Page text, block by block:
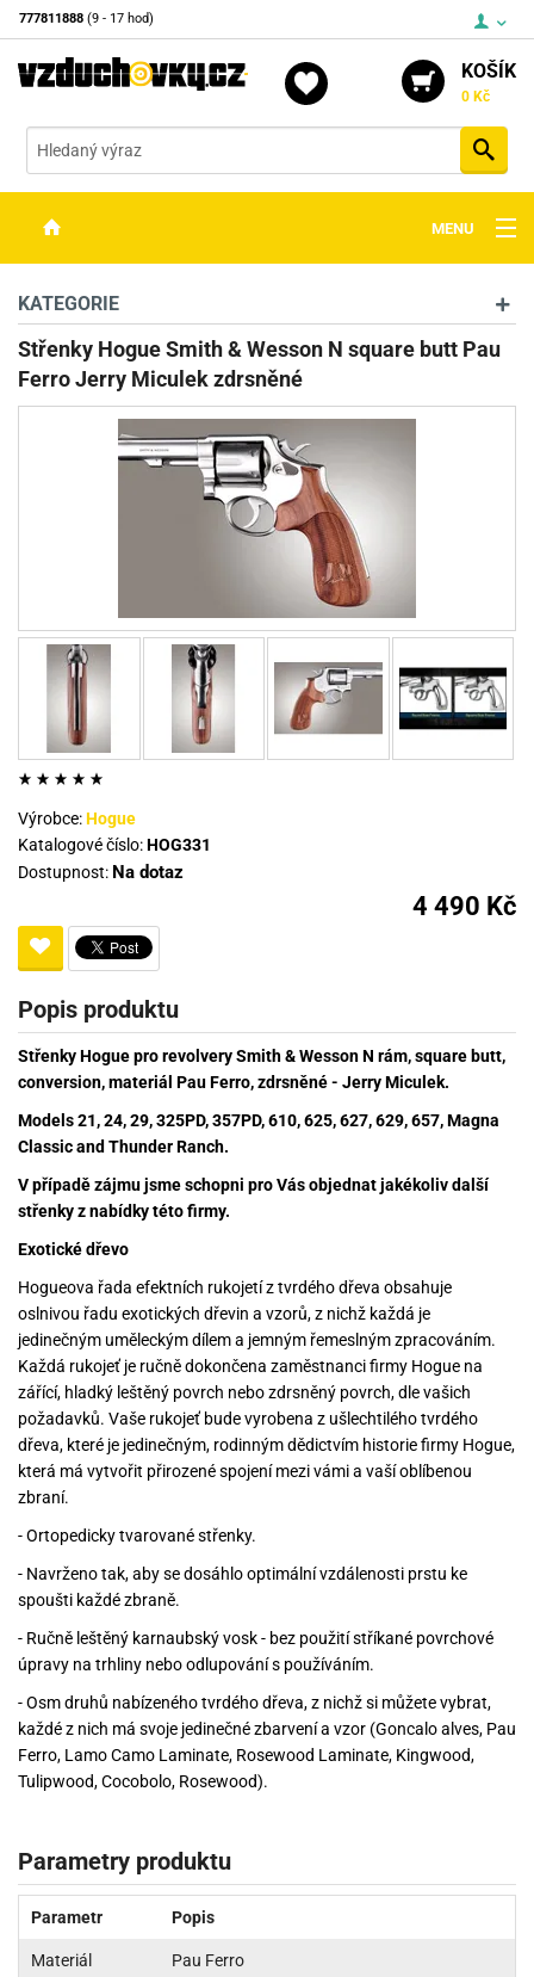
777811888 (9 - 17 hod)
KOŠÍK
0 Kč
MENU
OPTIKA
STŘELIVO
PŘÍSLUŠENSTVÍ
KATEGORIE
Střenky Hogue Smith & Wesson N square butt Pau
Ferro Jerry Miculek zdrsněné
Výrobce:Hogue
Katalogové číslo:HOG331
Dostupnost: Na dotaz
4 490 Kč
Popis produktu
Střenky Hogue pro revolvery Smith & Wesson N rám, square butt,
conversion, materiál Pau Ferro, zdrsněné - Jerry Miculek.
Models 21, 24, 29, 325PD, 357PD, 610, 625, 627, 629, 657, Magna
Classic and Thunder Ranch.
V případě zájmu jsme schopni pro Vás objednat jakékoliv další
střenky z nabídky této firmy.
Exotické dřevo
Hogueova řada efektních rukojetí z tvrdého dřeva obsahuje
oslnivou řadu exotických dřevin a vzorů, z nichž každá je
jedinečným uměleckým dílem a jemným řemeslným zpracováním.
Každá rukojeť je ručně dokončena zaměstnanci firmy Hogue na
zářící, hladký leštěný povrch nebo zdrsněný povrch, dle vašich
požadavků. Vaše rukojeť bude vyrobena z ušlechtilého tvrdého
dřeva, které je jedinečným, rodinným dědictvím historie firmy Hogue,
která má vytvořit přirozené spojení mezi vámi a vaší oblíbenou
zbraní.
- Ortopedicky tvarované střenky.
- Navrženo tak, aby se dosáhlo optimální vzdálenosti prstu ke
spoušti každé zbraně.
- Ručně leštěný karnaubský vosk - bez použití stříkané povrchové
úpravy na trhliny nebo odlupování s používáním.
- Osm druhů nabízeného tvrdého dřeva, z nichž si můžete vybrat,
každé z nich má svoje jedinečné zbarvení a vzor (Goncalo alves, Pau
Ferro, Lamo Camo Laminate, Rosewood Laminate, Kingwood,
Tulipwood, Cocobolo, Rosewood).
Parametry produktu
Parametr Popis
Materiál Pau Ferro